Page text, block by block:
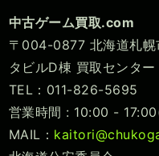
中古ゲーム買取.com
〒004-0877 北海道札
タビルD棟 買取センター
TEL：011-826-5695
営業時間 : 10:00 - 17:00(
MAIL：